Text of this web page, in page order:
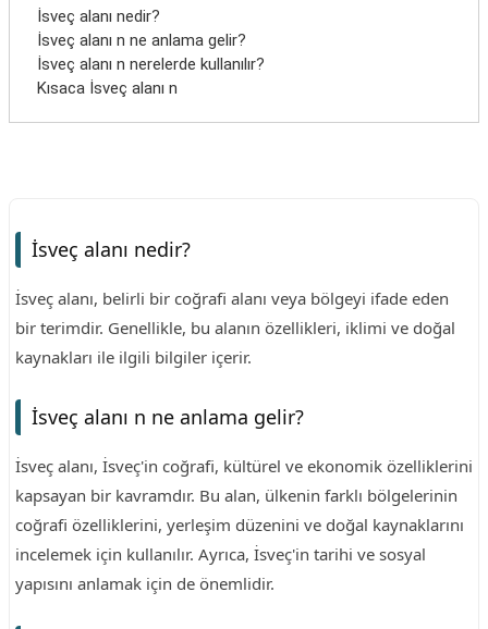
İsveç alanı nedir?
İsveç alanı n ne anlama gelir?
İsveç alanı n nerelerde kullanılır?
Kısaca İsveç alanı n
İsveç alanı nedir?
İsveç alanı, belirli bir coğrafi alanı veya bölgeyi ifade eden
bir terimdir. Genellikle, bu alanın özellikleri, iklimi ve doğal
kaynakları ile ilgili bilgiler içerir.
İsveç alanı n ne anlama gelir?
İsveç alanı, İsveç'in coğrafi, kültürel ve ekonomik özelliklerini
kapsayan bir kavramdır. Bu alan, ülkenin farklı bölgelerinin
coğrafi özelliklerini, yerleşim düzenini ve doğal kaynaklarını
incelemek için kullanılır. Ayrıca, İsveç'in tarihi ve sosyal
yapısını anlamak için de önemlidir.